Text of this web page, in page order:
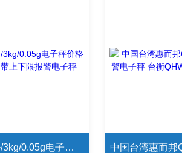
台衡惠尔邦QHW+/3kg/0.05g电子秤价格 惠尔邦QWH/3kg自带上下限报警电子秤